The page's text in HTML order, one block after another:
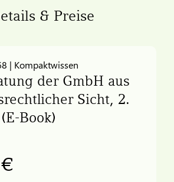
& Preise
| Kompaktwissen
der GmbH aus
Sicht, 2.
Book)